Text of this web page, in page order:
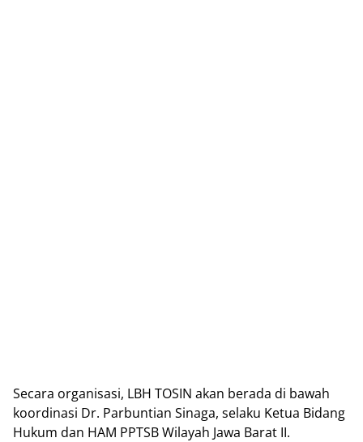
Secara organisasi, LBH TOSIN akan berada di bawah
koordinasi Dr. Parbuntian Sinaga, selaku Ketua Bidang
Hukum dan HAM PPTSB Wilayah Jawa Barat II.